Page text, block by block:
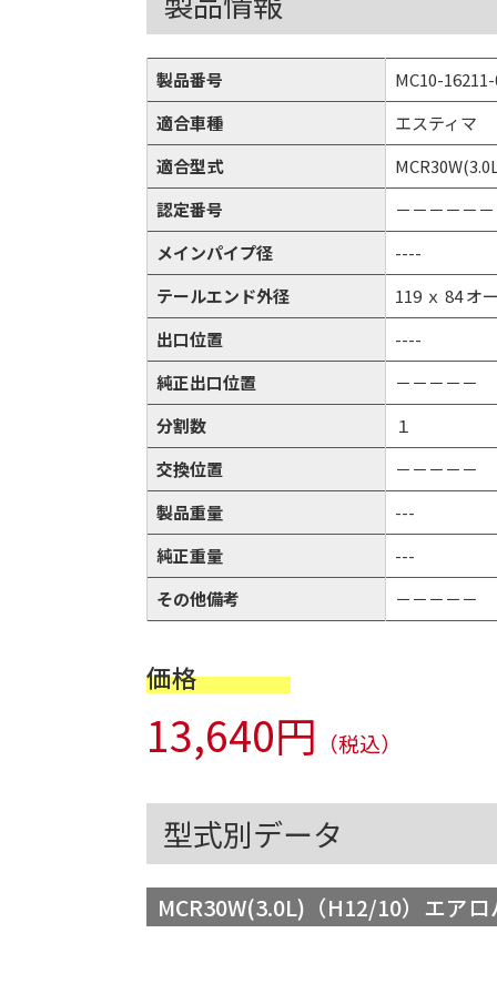
製品番号
MC10-
適合車種
エスティマ
適合型式
認定番号
－－－－－
メインパイプ径
----
テールエンド外径
119 ｘ 84 オ
出口位置
----
純正出口位置
－－－－－
分割数
１
交換位置
－－－－－
製品重量
---
純正重量
---
その他備考
－－－－－
価格
13,640円 （税込）
型式別データ
MCR30W(3.0L)（H12/10）エア